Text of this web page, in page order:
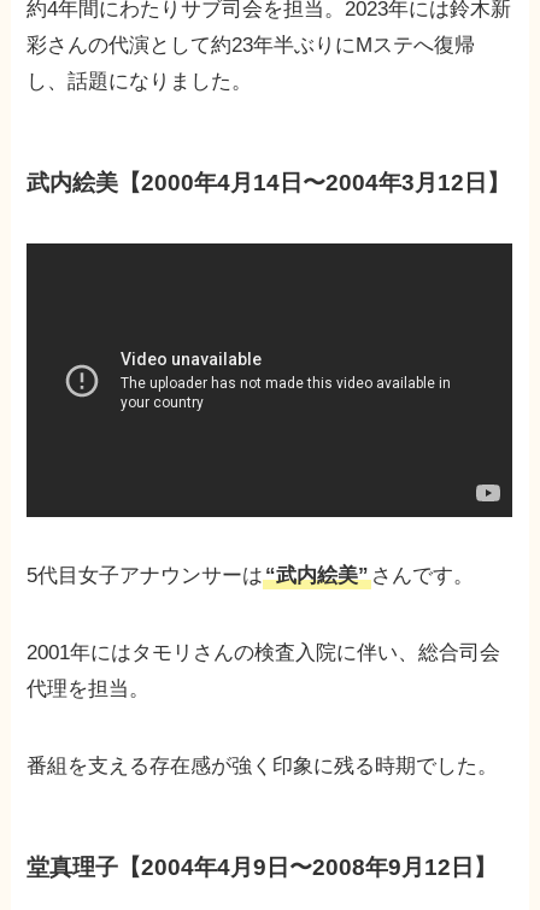
約4年間にわたりサブ司会を担当。2023年には鈴木新
彩さんの代演として約23年半ぶりにMステへ復帰
し、話題になりました。
武内絵美【2000年4月14日〜2004年3月12日】
5代目女子アナウンサーは“武内絵美”さんです。
2001年にはタモリさんの検査入院に伴い、総合司会
代理を担当。
番組を支える存在感が強く印象に残る時期でした。
堂真理子【2004年4月9日〜2008年9月12日】